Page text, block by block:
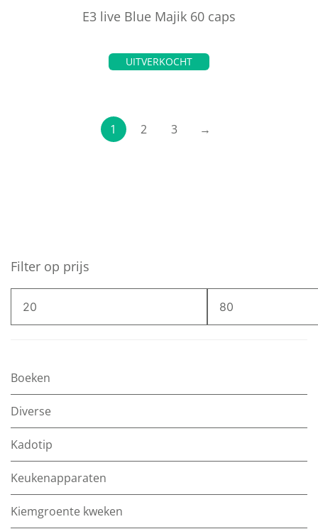
E3 live Blue Majik 60 caps
UITVERKOCHT
1 2 3 →
Filter op prijs
Boeken
Diverse
Kadotip
Keukenapparaten
Kiemgroente kweken